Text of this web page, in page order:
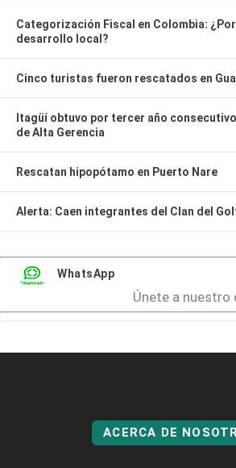
Categorización Fiscal en Colombia:
desarrollo local?
Cinco turistas fueron rescatados en
Itagüí obtuvo por tercer año
de Alta Gerencia
Rescatan hipopótamo en Puerto Nare
Alerta: Caen integrantes del Clan del
WhatsApp
Únete a nuestro
ACERCA DE